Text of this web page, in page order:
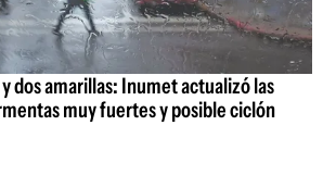
dos amarillas: Inumet actualizó las
muy fuertes y posible ciclón